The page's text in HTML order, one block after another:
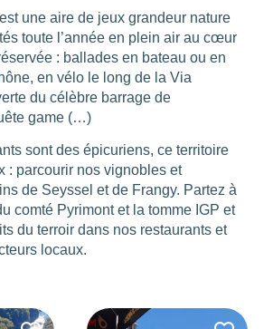
une aire de jeux grandeur nature
toute l’année en plein air au cœur
: ballades en bateau ou en
en vélo le long de la Via
du célèbre barrage de
game (…)
sont des épicuriens, ce territoire
: parcourir nos vignobles et
de Seyssel et de Frangy. Partez à
comté Pyrimont et la tomme IGP et
du terroir dans nos restaurants et
locaux.